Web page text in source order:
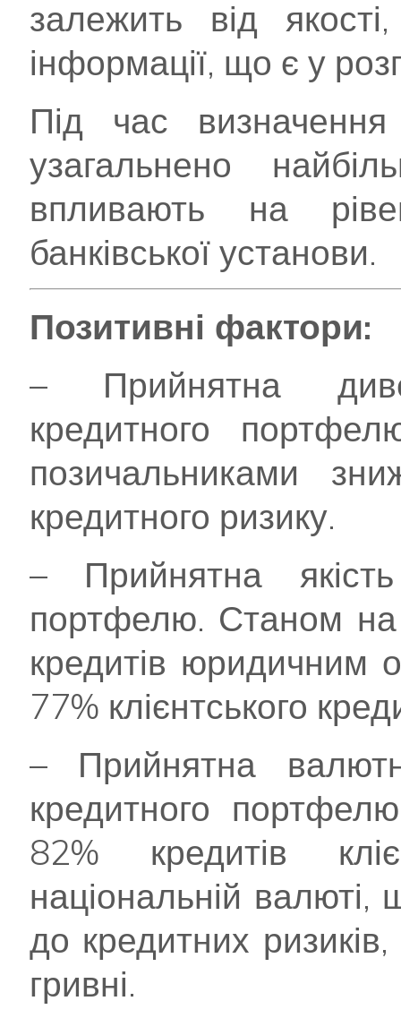
залежить від
інформації, що є у
Під час визначення
узагальнено
впливають на
банківської установи.
Позитивні фактори:
– Прийнятна
кредитного
позичальниками
кредитного ризику.
– Прийнятна якість
портфелю. Станом
кредитів юридичним
77% клієнтського
– Прийнятна
кредитного
82% кредитів
національній валюті,
до кредитних
гривні.